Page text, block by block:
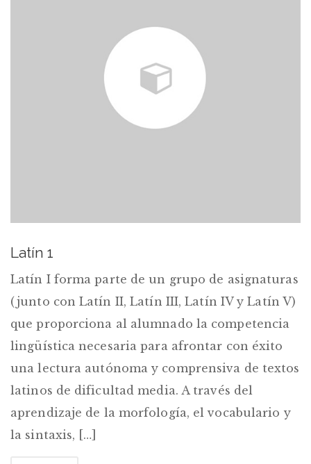
Latín 1
Latín I forma parte de un grupo de asignaturas
(junto con Latín II, Latín III, Latín IV y Latín V)
que proporciona al alumnado la competencia
lingüística necesaria para afrontar con éxito
una lectura autónoma y comprensiva de textos
latinos de dificultad media. A través del
aprendizaje de la morfología, el vocabulario y
la sintaxis, […]